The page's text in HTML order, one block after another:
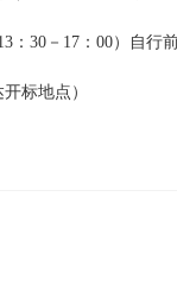
30－17：00）自行前
标地点）